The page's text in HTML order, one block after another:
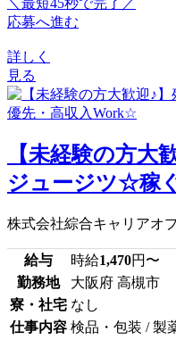
応募へ進む
詳しく
見る
【未経験の方大
ジュージツ☆稼
株式会社綜合キャリアオ
給与 時給1,470円〜
勤務地
大阪府 高槻市
寮・社宅 なし
仕事内容 検品・包装 / 製